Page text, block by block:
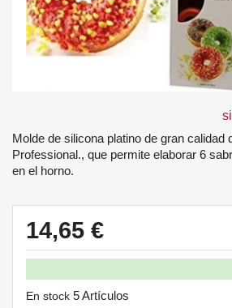
Molde de silicona platino de gran calidad
Professional., que permite elaborar 6
en el horno.
14,65 €
En stock 5 Artículos